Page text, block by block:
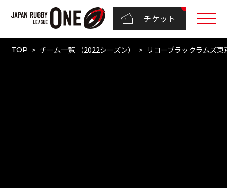
チケット
TOP チーム一覧 （2022シーズン） リコーブラックラムズ東